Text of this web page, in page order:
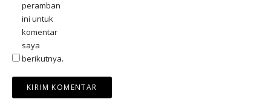
peramban
ini untuk
komentar
saya
berikutnya.